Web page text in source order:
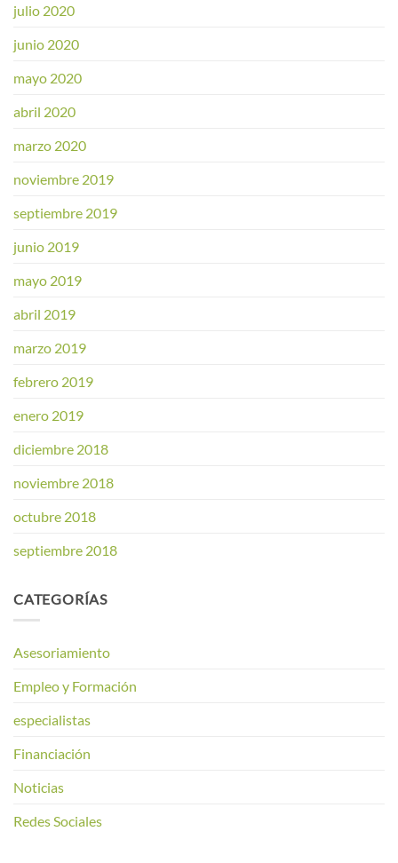
julio 2020
junio 2020
mayo 2020
abril 2020
marzo 2020
noviembre 2019
septiembre 2019
junio 2019
mayo 2019
abril 2019
marzo 2019
febrero 2019
enero 2019
diciembre 2018
noviembre 2018
octubre 2018
septiembre 2018
CATEGORÍAS
Asesoriamiento
Empleo y Formación
especialistas
Financiación
Noticias
Redes Sociales